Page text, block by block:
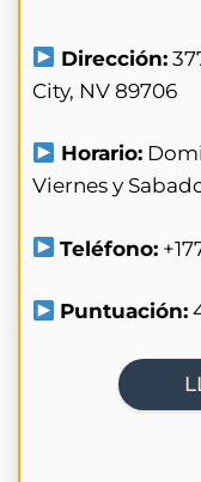
Dirección:
City, NV 89706
Horario:
Viernes y
Teléfono:
Puntuación: